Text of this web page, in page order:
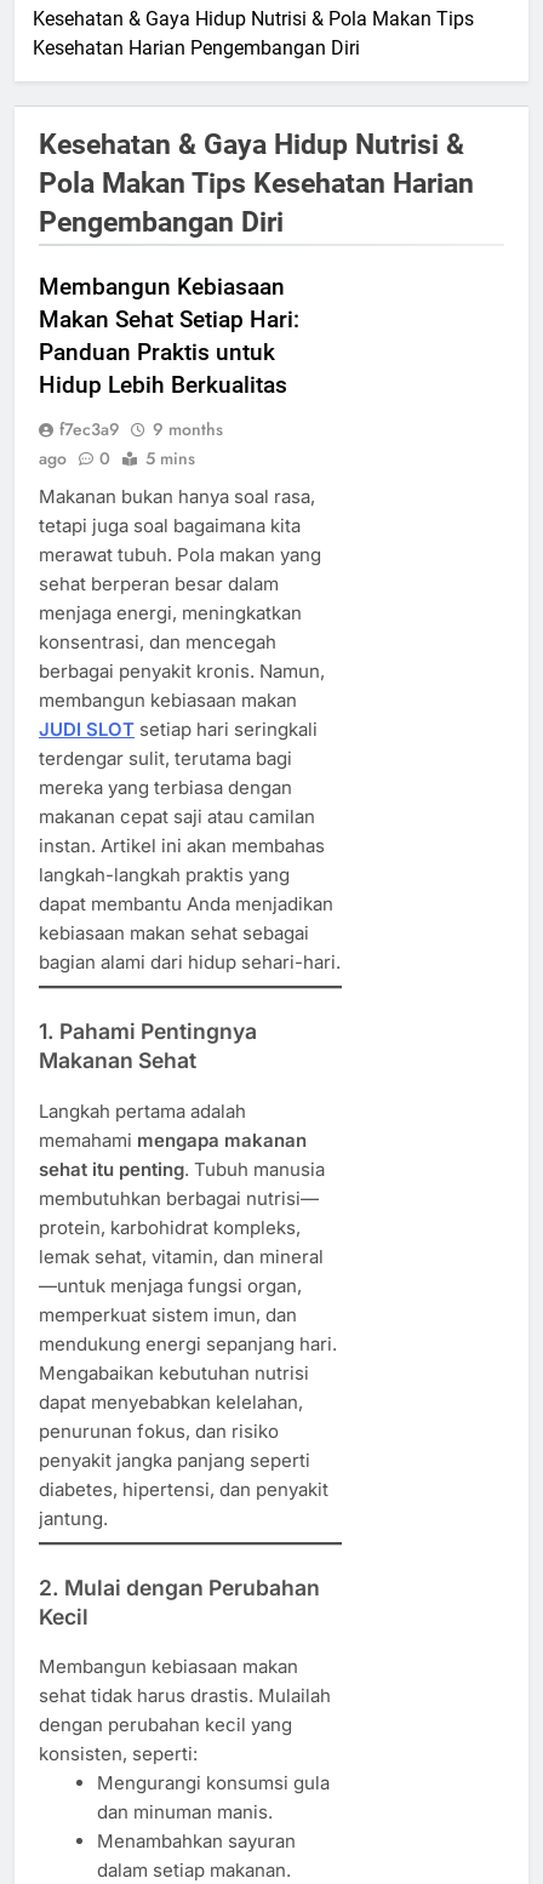
Kesehatan & Gaya Hidup Nutrisi & Pola Makan Tips
Kesehatan Harian Pengembangan Diri
Kesehatan & Gaya Hidup Nutrisi &
Pola Makan Tips Kesehatan Harian
Pengembangan Diri
Membangun Kebiasaan
Makan Sehat Setiap Hari:
Panduan Praktis untuk
Hidup Lebih Berkualitas
f7ec3a9
9 months
ago
0 5 mins
Makanan bukan hanya soal rasa,
tetapi juga soal bagaimana kita
merawat tubuh. Pola makan yang
sehat berperan besar dalam
menjaga energi, meningkatkan
konsentrasi, dan mencegah
berbagai penyakit kronis. Namun,
membangun kebiasaan makan
JUDI SLOT setiap hari seringkali
terdengar sulit, terutama bagi
mereka yang terbiasa dengan
makanan cepat saji atau camilan
instan. Artikel ini akan membahas
langkah-langkah praktis yang
dapat membantu Anda menjadikan
kebiasaan makan sehat sebagai
bagian alami dari hidup sehari-hari.
1. Pahami Pentingnya
Makanan Sehat
Langkah pertama adalah
memahami mengapa makanan
sehat itu penting. Tubuh manusia
membutuhkan berbagai nutrisi—
protein, karbohidrat kompleks,
lemak sehat, vitamin, dan mineral
—untuk menjaga fungsi organ,
memperkuat sistem imun, dan
mendukung energi sepanjang hari.
Mengabaikan kebutuhan nutrisi
dapat menyebabkan kelelahan,
penurunan fokus, dan risiko
penyakit jangka panjang seperti
diabetes, hipertensi, dan penyakit
jantung.
2. Mulai dengan Perubahan
Kecil
Membangun kebiasaan makan
sehat tidak harus drastis. Mulailah
dengan perubahan kecil yang
konsisten, seperti:
Mengurangi konsumsi gula
dan minuman manis.
Menambahkan sayuran
dalam setiap makanan.